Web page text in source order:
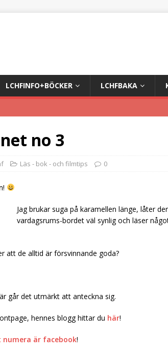
LCHFINFO+BÖCKER LCHFBAKA
no 3
Läs - bok - och filmtips 0
Jag brukar suga på karamellen länge, låter
vardagsrums-bordet väl synlig och läser
att de alltid är försvinnande goda?
går det utmärkt att anteckna sig.
hennes blogg hittar du här!
numera är facebook!